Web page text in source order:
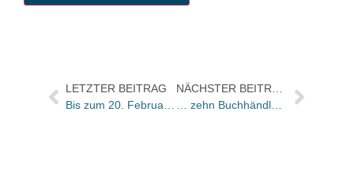
LETZTER BEITRAG